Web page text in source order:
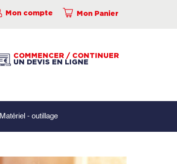
Mon compte Mon Panier
COMMENCER / CONTINUER
UN DEVIS EN LIGNE
Matériel - outillage